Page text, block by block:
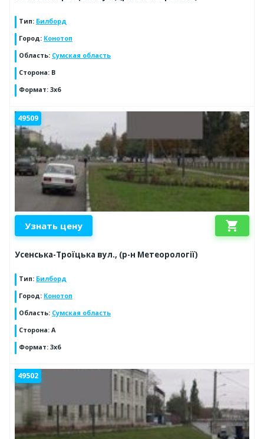
Тип: Билборд
Город: Конотоп
Область: Сумская область
Сторона: B
Формат: 3x6
49509
Узнать цену shopping_cart
Усенська-Троїцька вул., (р-н Метеорології)
Тип: Билборд
Город: Конотоп
Область: Сумская область
Сторона: A
Формат: 3x6
49502